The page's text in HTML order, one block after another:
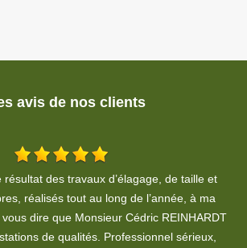
avis de nos clients
A respecter le devis, je recommande
fortement.
De Habiba HOHENADEL